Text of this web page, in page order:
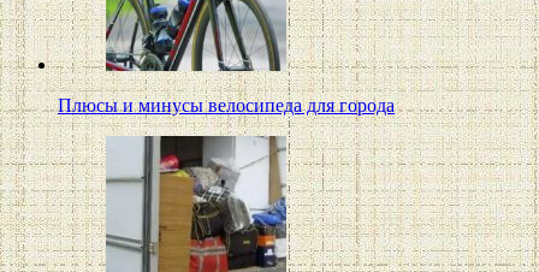
Плюсы и минусы велосипеда для города